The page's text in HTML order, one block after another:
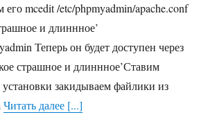
его mcedit /etc/phpmyadmin/apache.conf
и длиннное’
Теперь он будет доступен через
страшное и длиннное’Ставим
закидываем файлики из
Читать далее [...]